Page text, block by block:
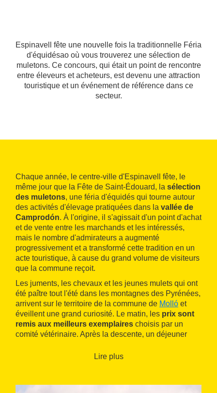
Espinavell fête une nouvelle fois la traditionnelle Féria
d'équidésao où vous trouverez une sélection de
muletons. Ce concours, qui était un point de rencontre
entre éleveurs et acheteurs, est devenu une attraction
touristique et un événement de référence dans ce
secteur.
Chaque année, le centre-ville d'Espinavell fête, le
même jour que la Fête de Saint-Édouard, la sélection
des muletons, une féria d'équidés qui tourne autour
des activités d'élevage pratiquées dans la vallée de
Camprodón. À l'origine, il s'agissait d'un point d'achat
et de vente entre les marchands et les intéressés,
mais le nombre d'admirateurs a augmenté
progressivement et a transformé cette tradition en un
acte touristique, à cause du grand volume de visiteurs
que la commune reçoit.
Les juments, les chevaux et les jeunes mulets qui ont
été paître tout l'été dans les montagnes des Pyrénées,
arrivent sur le territoire de la commune de Molló et
éveillent une grand curiosité. Le matin, les prix sont
remis aux meilleurs exemplaires choisis par un
comité vétérinaire. Après la descente, un déjeuner
puis la sélection commence.
Lire plus